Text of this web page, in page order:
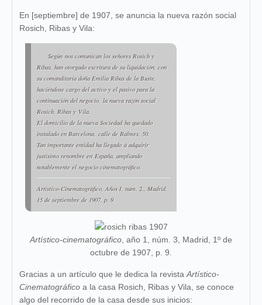
En [septiembre] de 1907, se anuncia la nueva razón social
Rosich, Ribas y Vila:
Según nos comunican los señores Rosich y
Ribas, han otorgado escritura de su liquidación, con
su comanditaria doña Emilia Ribas de la Buste,
haciéndose cargo del activo y el pasivo para la
continuación del negocio, la nueva razón social
Rosich, Ribas y Vila.
El domicilio de la nueva Sociedad ha quedado
instalado en Barcelona, calle de Balmes, 50.
Tan importante entidad ha llegado á adquirir
justísimo renombre en España, ampliando
notablemente el negocio cinematográfico.
Artístico-Cinematográfico, Años I, núm. 2., Madrid,
15 de septiembre de 1907, p. 9.
Artístico-cinematográfico , año 1, núm. 3, Madrid, 1º de
octubre de 1907, p. 9.
Gracias a un artículo que le dedica la revista Artístico-
Cinematográfico a la casa Rosich, Ribas y Vila, se conoce
algo del recorrido de la casa desde sus inicios: